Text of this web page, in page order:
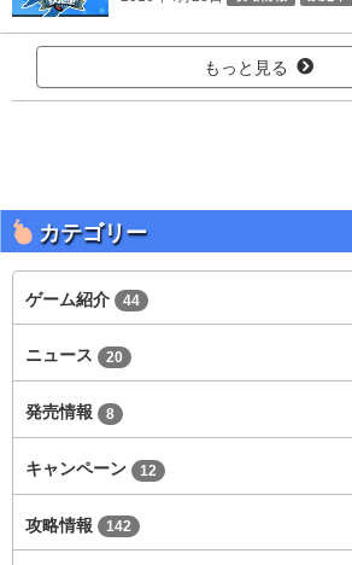
もっと見る
カテゴリー
ゲーム紹介 44
ニュース 20
発売情報 8
キャンペーン 12
攻略情報 142